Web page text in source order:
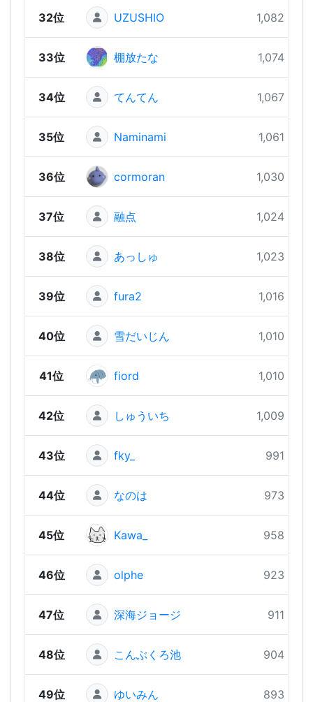
32位 UZUSHIO 1,082 pts
33位 棚放たな 1,074 pts
34位 てんてん 1,067 pts
35位 Naminami 1,061 pts
36位 cormoran 1,030 pts
37位 融点 1,024 pts
38位 あっしゅ 1,023 pts
39位 fura2 1,016 pts
40位 雪だいじん 1,010 pts
41位 fiord 1,010 pts
42位 しゅういち 1,009 pts
43位 fky_ 991 pts
44位 なのは 973 pts
45位 Kawa_ 958 pts
46位 olphe 923 pts
47位 深海ジョージ 911 pts
48位 こんぶくろ池 904 pts
49位 ゆいみん 893 pts